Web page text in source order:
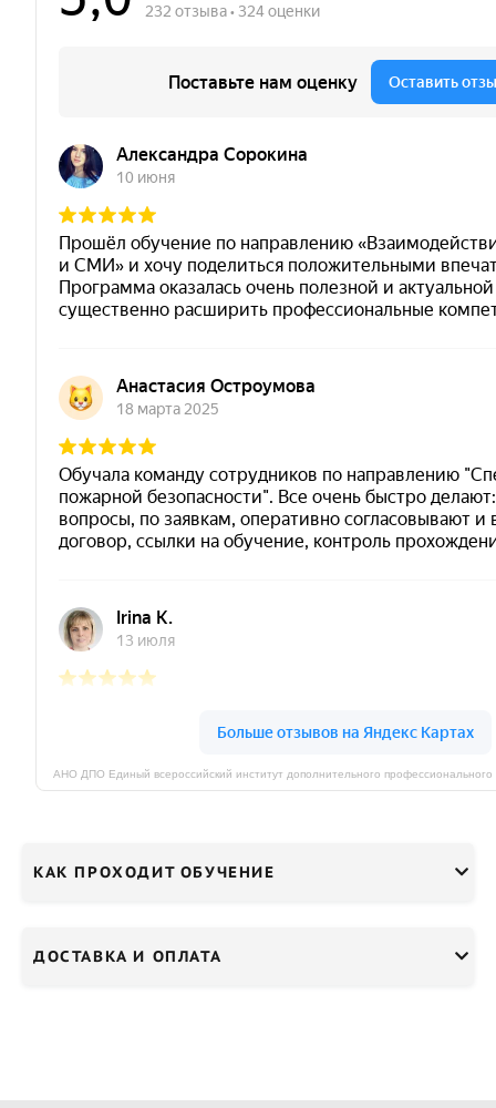
КАК ПРОХОДИТ ОБУЧЕНИЕ
ДОСТАВКА И ОПЛАТА